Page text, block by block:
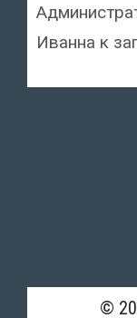
Иванна к
©